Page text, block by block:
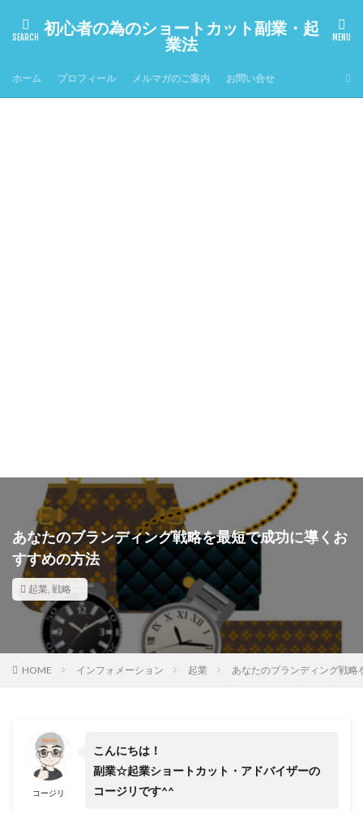
初心者の為のショートカット副業・起
業法
ホーム プロフィール メルマガのご案内 お問い合せ
あなたのブランディング戦略を最短で成功に導くお
すすめの方法
起業, 戦略
HOME インフォメーション 起業 あなたのブランディング戦略
コージリ
こんにちは！
副業☆起業ショートカット・アドバイザーの
コージリです^^